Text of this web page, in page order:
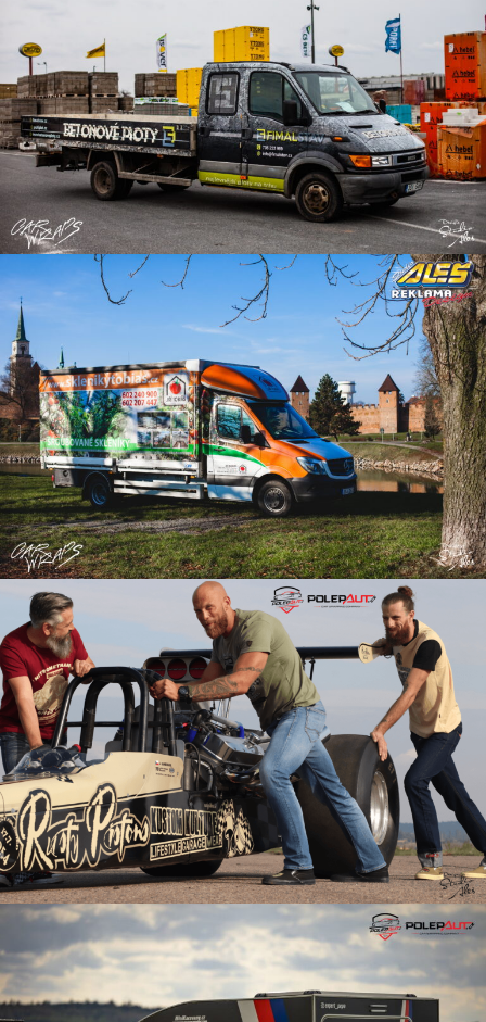
Reklama na skříňová auta
Reklama na skříňová auta
Reklama DRAXTER BIKERS